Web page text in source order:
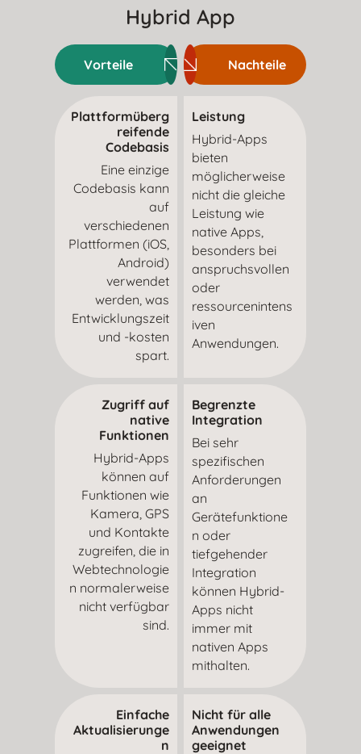
Hybrid App
Vorteile Nachteile
Plattformüberg
reifende
Codebasis
Eine einzige
Codebasis kann
auf
verschiedenen
Plattformen (iOS,
Android)
verwendet
werden, was
Entwicklungszeit
und -kosten
spart.
Leistung
Hybrid-Apps
bieten
möglicherweise
nicht die gleiche
Leistung wie
native Apps,
besonders bei
anspruchsvollen
oder
ressourcenintens
iven
Anwendungen.
Zugriff auf
native
Funktionen
Hybrid-Apps
können auf
Funktionen wie
Kamera, GPS
und Kontakte
zugreifen, die in
Webtechnologie
n normalerweise
nicht verfügbar
sind.
Begrenzte
Integration
Bei sehr
spezifischen
Anforderungen
an
Gerätefunktione
n oder
tiefgehender
Integration
können Hybrid-
Apps nicht
immer mit
nativen Apps
mithalten.
Einfache
Aktualisierunge
n
Nicht für alle
Anwendungen
geeignet